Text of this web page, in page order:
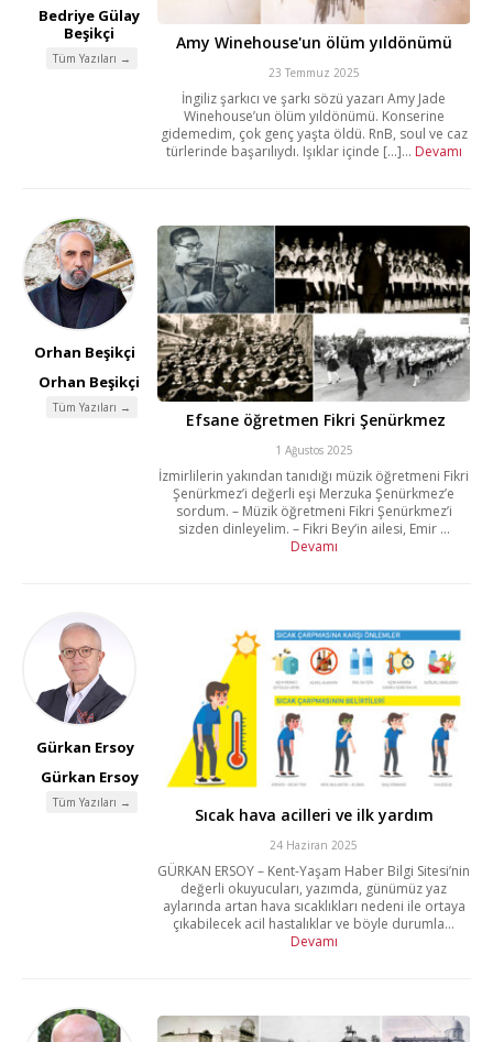
Bedriye Gülay
Beşikçi
Tüm Yazıları →
Amy Winehouse'un ölüm yıldönümü
23 Temmuz 2025
İngiliz şarkıcı ve şarkı sözü yazarı Amy Jade
Winehouse’un ölüm yıldönümü. Konserine
gidemedim, çok genç yaşta öldü. RnB, soul ve caz
türlerinde başarılıydı. Işıklar içinde [...]... Devamı
Orhan Beşikçi
Orhan Beşikçi
Tüm Yazıları →
Efsane öğretmen Fikri Şenürkmez
1 Ağustos 2025
İzmirlilerin yakından tanıdığı müzik öğretmeni Fikri
Şenürkmez’i değerli eşi Merzuka Şenürkmez’e
sordum. – Müzik öğretmeni Fikri Şenürkmez’i
sizden dinleyelim. – Fikri Bey’in ailesi, Emir ...
Devamı
Gürkan Ersoy
Gürkan Ersoy
Tüm Yazıları →
Sıcak hava acilleri ve ilk yardım
24 Haziran 2025
GÜRKAN ERSOY – Kent-Yaşam Haber Bilgi Sitesi’nin
değerli okuyucuları, yazımda, günümüz yaz
aylarında artan hava sıcaklıkları nedeni ile ortaya
çıkabilecek acil hastalıklar ve böyle durumla...
Devamı